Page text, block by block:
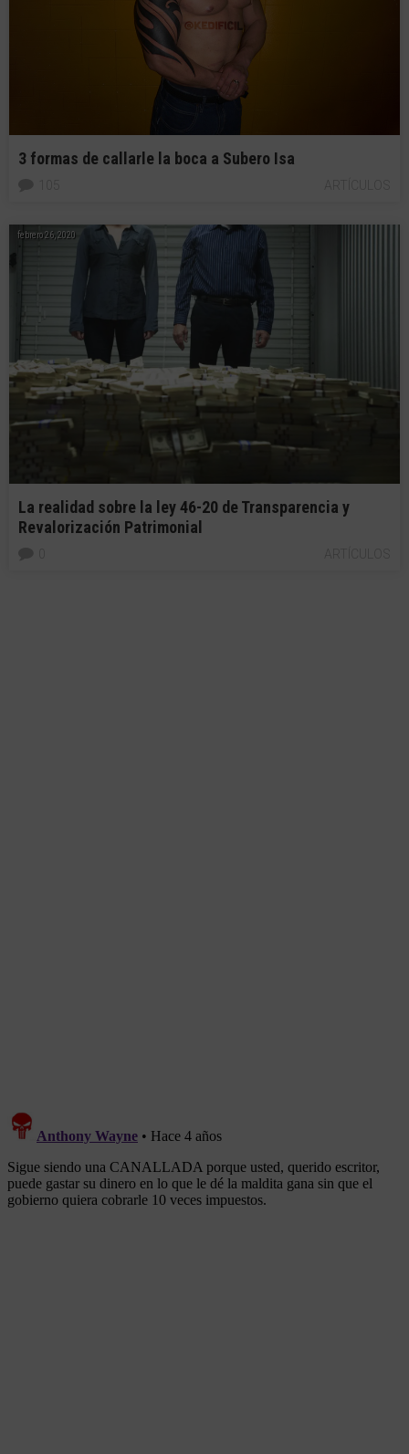
3 formas de callarle la boca a Subero Isa
febrero 26, 2020
La realidad sobre la ley 46-20 de Transparencia y
Revalorización Patrimonial